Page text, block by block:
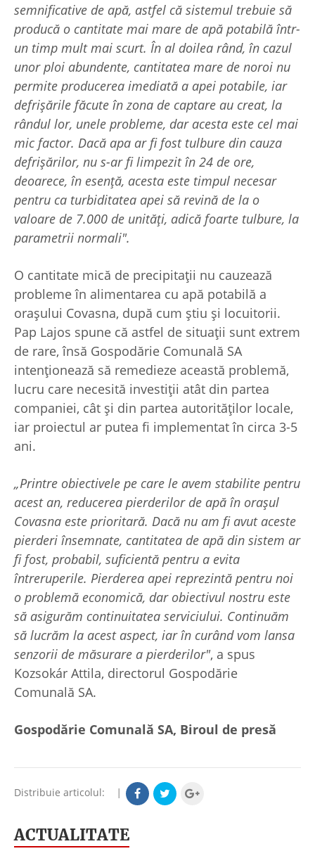
semnificative de apă, astfel că sistemul trebuie să
producă o cantitate mai mare de apă potabilă într-
un timp mult mai scurt. În al doilea rând, în cazul
unor ploi abundente, cantitatea mare de noroi nu
permite producerea imediată a apei potabile, iar
defrișările făcute în zona de captare au creat, la
rândul lor, unele probleme, dar acesta este cel mai
mic factor. Dacă apa ar fi fost tulbure din cauza
defrișărilor, nu s-ar fi limpezit în 24 de ore,
deoarece, în esență, acesta este timpul necesar
pentru ca turbiditatea apei să revină de la o
valoare de 7.000 de unități, adică foarte tulbure, la
parametrii normali".
O cantitate mică de precipitații nu cauzează
probleme în alimentarea cu apă potabilă a
orașului Covasna, după cum știu și locuitorii.
Pap Lajos spune că astfel de situații sunt extrem
de rare, însă Gospodărie Comunală SA
intenționează să remedieze această problemă,
lucru care necesită investiții atât din partea
companiei, cât și din partea autorităților locale,
iar proiectul ar putea fi implementat în circa 3-5
ani.
„Printre obiectivele pe care le avem stabilite pentru
acest an, reducerea pierderilor de apă în orașul
Covasna este prioritară. Dacă nu am fi avut aceste
pierderi însemnate, cantitatea de apă din sistem ar
fi fost, probabil, suficientă pentru a evita
întreruperile. Pierderea apei reprezintă pentru noi
o problemă economică, dar obiectivul nostru este
să asigurăm continuitatea serviciului. Continuăm
să lucrăm la acest aspect, iar în curând vom lansa
senzorii de măsurare a pierderilor", a spus
Kozsokár Attila, directorul Gospodărie
Comunală SA.
Gospodărie Comunală SA, Biroul de presă
Distribuie articolul: |
ACTUALITATE